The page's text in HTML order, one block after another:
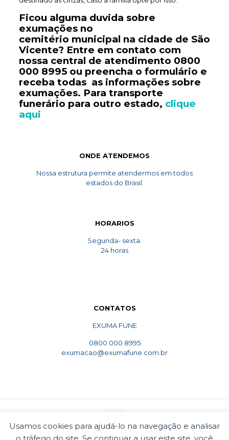
Usamos cookies para ajudá-lo na navegação e analisar
Ficou alguma duvida sobre
exumações no
cemitério municipal na cidade de São
Vicente? Entre em contato com
nossa central de atendimento 0800
000 8995ou preencha o formulário e
receba todas as informações sobre
exumações. Para transporte
funerário para outro estado, clique
aqui
ONDE ATENDEMOS
Nossa estrutura permite atendermos em todos
estados do Brasil.
HORARIOS
Segunda- sexta:
24 horas
CONTATOS
EXUMA FUNE
0800 000 8995
exumacao@exumafune.com.br